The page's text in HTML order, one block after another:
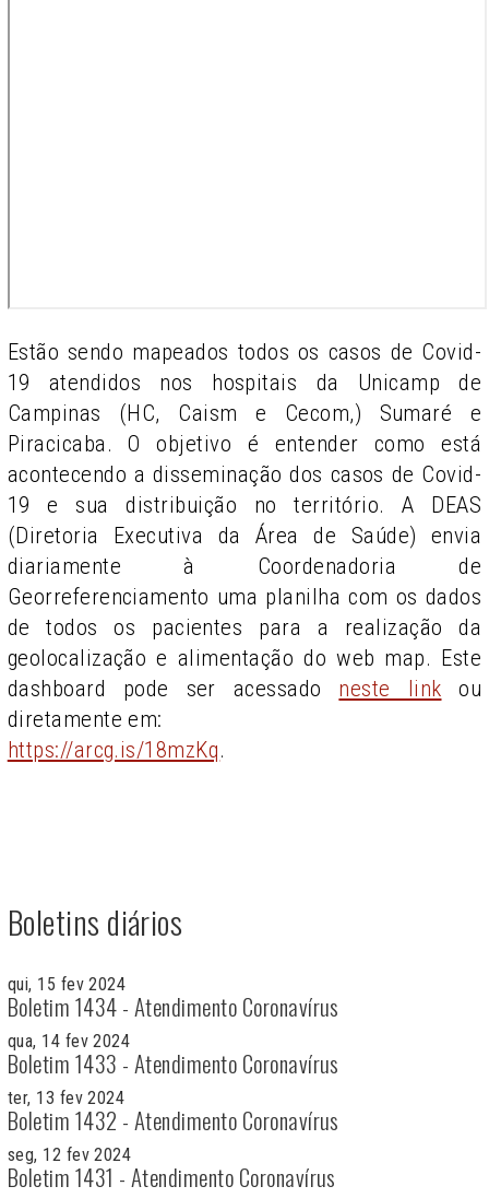
Estão sendo mapeados todos os casos de Covid-
19 atendidos nos hospitais da Unicamp de
Campinas (HC, Caism e Cecom,) Sumaré e
Piracicaba. O objetivo é entender como está
acontecendo a disseminação dos casos de Covid-
19 e sua distribuição no território. A DEAS
(Diretoria Executiva da Área de Saúde) envia
diariamente à Coordenadoria de
Georreferenciamento uma planilha com os dados
de todos os pacientes para a realização da
geolocalização e alimentação do web map. Este
dashboard pode ser acessado neste link ou
diretamente em:
https://arcg.is/18mzKq.
Boletins diários
qui, 15 fev 2024
Boletim 1434 - Atendimento Coronavírus
qua, 14 fev 2024
Boletim 1433 - Atendimento Coronavírus
ter, 13 fev 2024
Boletim 1432 - Atendimento Coronavírus
seg, 12 fev 2024
Boletim 1431 - Atendimento Coronavírus